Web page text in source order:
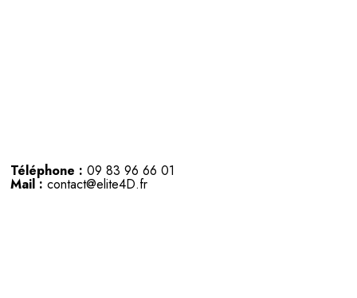
Téléphone :09 83 96 66 01
Mail :contact@elite4D.fr